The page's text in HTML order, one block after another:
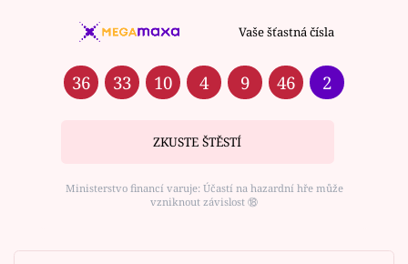
Vaše šťastná čísla
36 33 10 4 9 46 2
ZKUSTE ŠTĚSTÍ
Ministerstvo financí varuje: Účastí na hazardní hře může
vzniknout závislost ⑱